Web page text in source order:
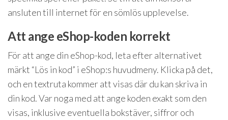
ansluten till internet för en sömlös upplevelse.
Att ange eShop-koden korrekt
För att ange din eShop-kod, leta efter alternativet
märkt “Lös in kod” i eShop:s huvudmeny. Klicka på det,
och en textruta kommer att visas där du kan skriva in
din kod. Var noga med att ange koden exakt som den
visas, inklusive eventuella bokstäver, siffror och